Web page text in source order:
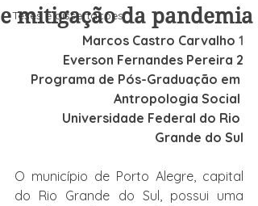
Teses e dissertações
e mitigação da pandemia
Marcos Castro Carvalho 1
Everson Fernandes Pereira 2
Programa de Pós-Graduação em
Antropologia Social
Universidade Federal do Rio
Grande do Sul
O município de Porto Alegre, capital
do Rio Grande do Sul, possui uma